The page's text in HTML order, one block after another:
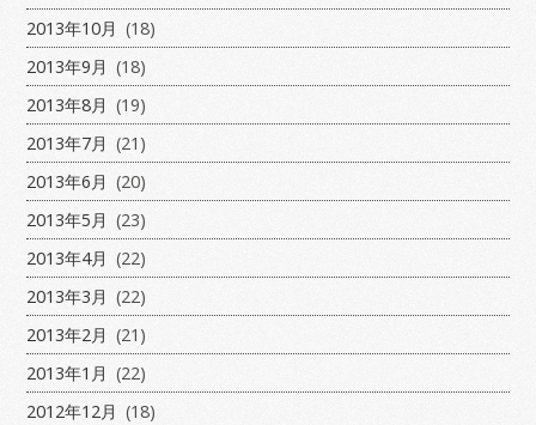
2013年10月 (18)
2013年9月 (18)
2013年8月 (19)
2013年7月 (21)
2013年6月 (20)
2013年5月 (23)
2013年4月 (22)
2013年3月 (22)
2013年2月 (21)
2013年1月 (22)
2012年12月 (18)